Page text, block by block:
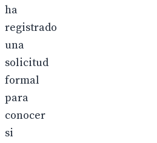
ha
registrado
una
solicitud
formal
para
conocer
si